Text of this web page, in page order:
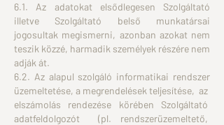
6.1. Az adatokat elsődlegesen Szolgáltató
illetve Szolgáltató belső munkatársai
jogosultak megismerni, azonban azokat nem
teszik közzé, harmadik személyek részére nem
adják át.
6.2. Az alapul szolgáló informatikai rendszer
üzemeltetése, a megrendelések teljesítése, az
elszámolás rendezése körében Szolgáltató
adatfeldolgozót (pl. rendszerüzemeltető,